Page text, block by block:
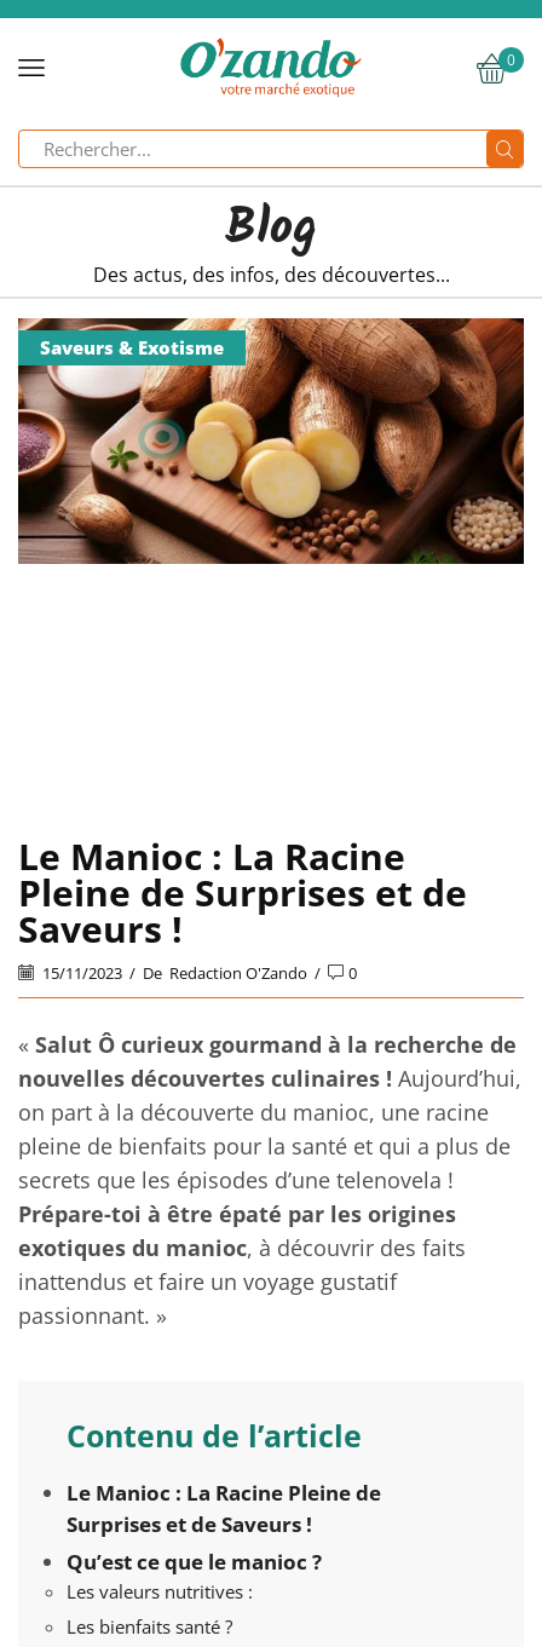
0
input
Blog
Des actus, des infos, des découvertes...
Saveurs & Exotisme
Le Manioc : La Racine
Pleine de Surprises et de
Saveurs !
15/11/2023 / De Redaction O'Zando / 0
« Salut Ô curieux gourmand à la recherche de
nouvelles découvertes culinaires ! Aujourd’hui,
on part à la découverte du manioc, une racine
pleine de bienfaits pour la santé et qui a plus de
secrets que les épisodes d’une telenovela !
Prépare-toi à être épaté par les origines
exotiques du manioc, à découvrir des faits
inattendus et faire un voyage gustatif
passionnant. »
Contenu de l’article
Le Manioc : La Racine Pleine de
Surprises et de Saveurs !
Qu’est ce que le manioc ?
Les valeurs nutritives :
Les bienfaits santé ?